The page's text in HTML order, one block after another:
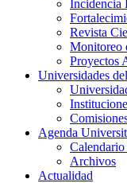
Incidencia
Revista
Monitoreo
Proyectos
Universidades
Agenda
Archivos
Actualidad